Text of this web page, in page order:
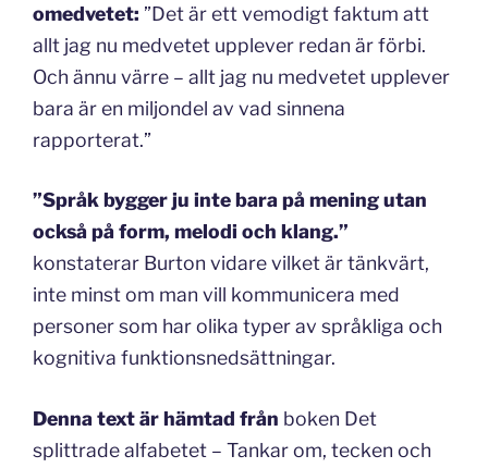
omedvetet: ”Det är ett vemodigt faktum att
allt jag nu medvetet upplever redan är förbi.
Och ännu värre – allt jag nu medvetet upplever
bara är en miljondel av vad sinnena
rapporterat.”
”Språk bygger ju inte bara på mening utan
också på form, melodi och klang.”
konstaterar Burton vidare vilket är tänkvärt,
inte minst om man vill kommunicera med
personer som har olika typer av språkliga och
kognitiva funktionsnedsättningar.
Denna text är hämtad från boken Det
splittrade alfabetet – Tankar om, tecken och